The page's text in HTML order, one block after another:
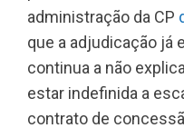
administração da CP
que a adjudicação já
continua a não
estar indefinida a
contrato de